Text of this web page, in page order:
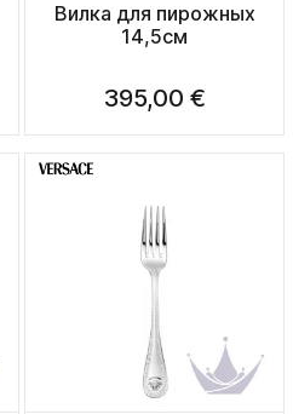
Вилка для пирожных
14,5см
395,00 €